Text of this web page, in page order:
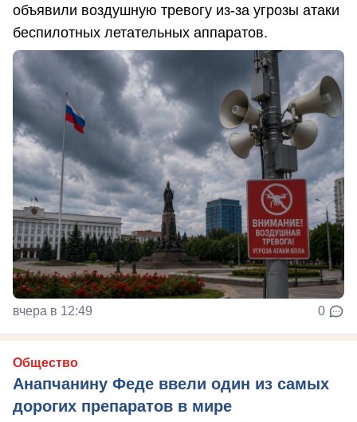
объявили воздушную тревогу из-за угрозы атаки
беспилотных летательных аппаратов.
вчера в 12:49 0
Общество
Анапчанину Феде ввели один из самых
дорогих препаратов в мире